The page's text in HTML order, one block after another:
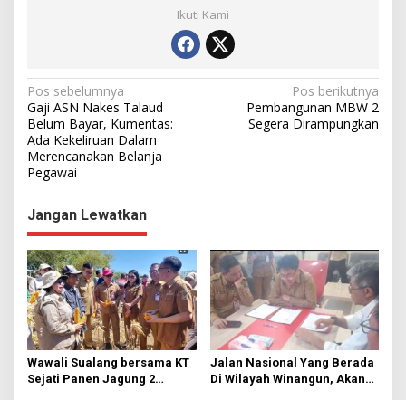
Ikuti Kami
N
a
v
i
a
s
i
p
o
s
Pos sebelumnya
Gaji ASN Nakes Talaud
Belum Bayar, Kumentas:
Ada Kekeliruan Dalam
Merencanakan Belanja
Pegawai
Pos berikutnya
Pembangunan MBW 2
Segera Dirampungkan
Jangan Lewatkan
Wawali Sualang bersama KT
Sejati Panen Jagung 2
Jalan Nasional Yang Berada
Di Wilayah Winangun, Akan